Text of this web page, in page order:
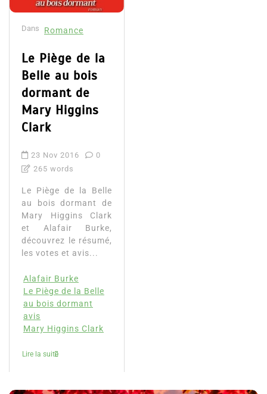
Dans Romance
Le Piège de la
Belle au bois
dormant de
Mary Higgins
Clark
23 Nov 2016
0
265 words
Le Piège de la Belle
au bois dormant de
Mary Higgins Clark
et Alafair Burke,
découvrez le résumé,
les votes et avis...
Alafair Burke
Le Piège de la Belle
au bois dormant
avis
Mary Higgins Clark
Lire la suite